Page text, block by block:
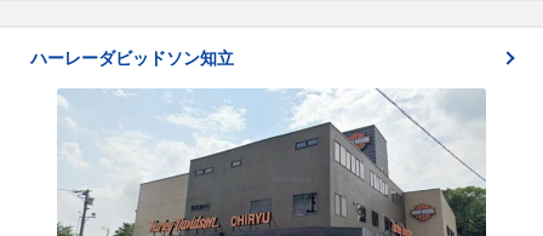
ハーレーダビッドソン知立